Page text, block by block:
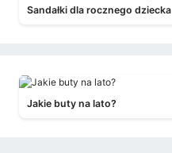
Sandałki dla rocznego dziecka
Jakie buty na lato?